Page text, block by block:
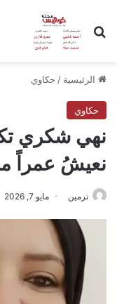
بحث عن
الرئيسية / حكاوي
حكاوي
نهي شكري
نعيشُ عمراً
نرمين مايو 7, 2026